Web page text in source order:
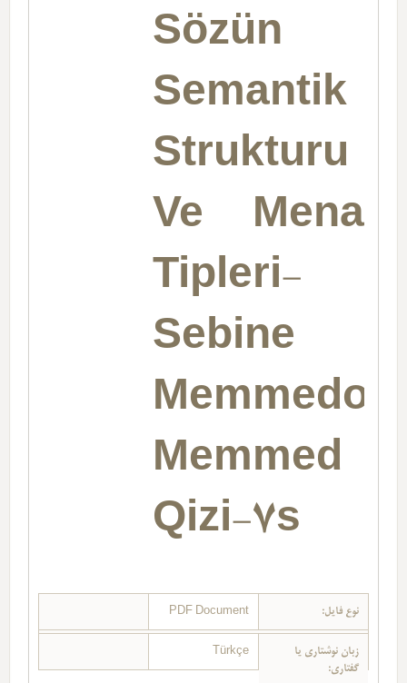
Sözün
Semantik
Strukturu
Ve Mena
Tipleri-
Sebine
Memmed
Qizi-7s
نوع فایل: PDF Document
زبان نوشتاری یا
گفتاری:
Türkçe